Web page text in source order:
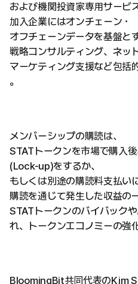
および機関投資家専用サービ
加入企業にはオンチェーン・
オフチェーンデータを基盤と
戦略コンサルティング、ネッ
マーケティング支援など包括
。
メンバーシップの購読は、
STATトークンを市場で購入
(Lock-up)をするか、
もしくは別途の購読料支払い
購読を通じて発生した収益の
STATトークンのバイバック
れ、トークンエコノミーの強
BloomingBit共同代表のKim